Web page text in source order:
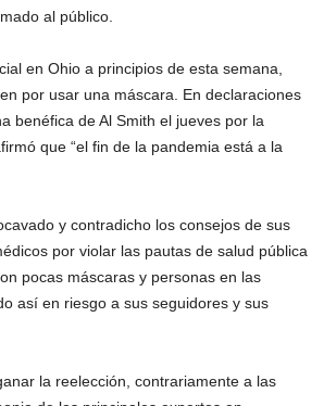
al público.
en Ohio a principios de esta semana,
por usar una máscara. En declaraciones
benéfica de Al Smith el jueves por la
que “el fin de la pandemia está a la
y contradicho los consejos de sus
por violar las pautas de salud pública
pocas máscaras y personas en las
así en riesgo a sus seguidores y sus
la reelección, contrariamente a las